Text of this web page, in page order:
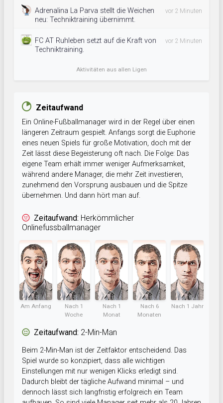
Adrenalina La Parva stellt die Weichen
neu: Techniktraining übernimmt.
vor 2 Minuten
FC AT Ruhleben setzt auf die Kraft von
Techniktraining.
vor 2 Minuten
Aktivitäten aus allen Ligen
Zeitaufwand
Ein Online-Fußballmanager wird in der Regel über einen
längeren Zeitraum gespielt. Anfangs sorgt die Euphorie
eines neuen Spiels für große Motivation, doch mit der
Zeit lässt diese Begeisterung oft nach. Die Folge: Das
eigene Team erhält immer weniger Aufmerksamkeit,
während andere Manager, die mehr Zeit investieren,
zunehmend den Vorsprung ausbauen und die Spitze
übernehmen. Und dann hört man auf.
Zeitaufwand: Herkömmlicher
Onlinefussballmanager
Am Anfang
Nach 1
Woche
Nach 1
Monat
Nach 6
Monaten
Nach 1 Jahr
Zeitaufwand: 2-Min-Man
Beim 2-Min-Man ist der Zeitfaktor entscheidend. Das
Spiel wurde so konzipiert, dass alle wichtigen
Einstellungen mit nur wenigen Klicks erledigt sind.
Dadurch bleibt der tägliche Aufwand minimal – und
dennoch lässt sich langfristig erfolgreich ein Team